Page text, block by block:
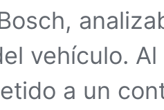
vehículo.
a un